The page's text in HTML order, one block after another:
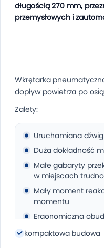
długością 270 mm,
przemysłowych i
Wkrętarka
dopływ powietrza po
Zalety:
Uruchamiana
Duża dokładność
Małe gabaryty
w miejscach
Mały moment
momentu
Ergonomiczna
System "reversible"
kompaktowa budowa